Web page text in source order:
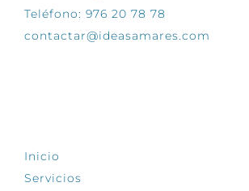
Teléfono: 976 20 78 78
contactar@ideasamares.com
Inicio
Servicios